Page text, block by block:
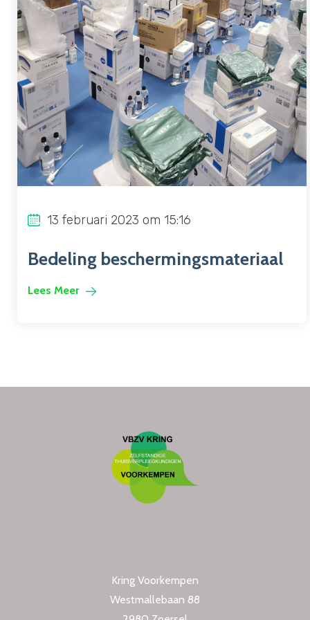
13 februari 2023 om 15:16
Bedeling beschermingsmateriaal
Lees Meer
Kring Voorkempen
Westmallebaan 88